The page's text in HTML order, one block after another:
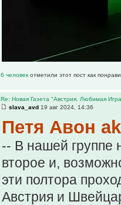
6 человек отметили этот пост как
Re: Новая Газета "Австрия. Любимая
slava_avd 19 авг 2024, 14:36
Петя Авон
-- В нашей группе
второе и,
эти полтора
Австрия и